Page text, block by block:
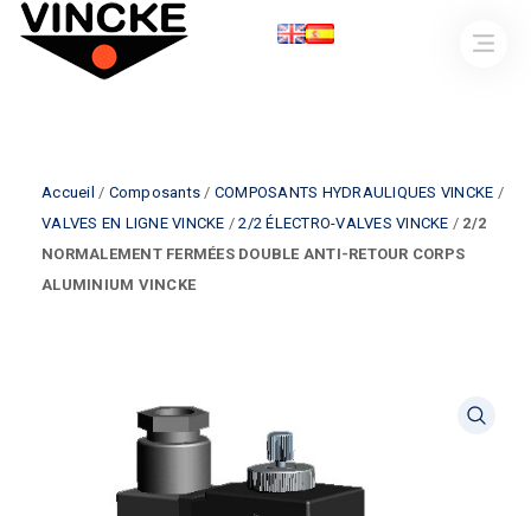
Accueil / Composants / COMPOSANTS HYDRAULIQUES VINCKE /
VALVES EN LIGNE VINCKE /2/2 ÉLECTRO-VALVES VINCKE / 2/2
NORMALEMENT FERMÉES DOUBLE ANTI-RETOUR CORPS
ALUMINIUM VINCKE